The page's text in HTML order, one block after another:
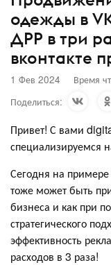
одежды в
ДРР в три
вконтакте
1 Фев 2024 Время
Поделиться:
Привет! С вами
специализируемся
Сегодня на
тоже может быть
бизнеса и как при
стратегического
эффективность
расходов в 3 раза!